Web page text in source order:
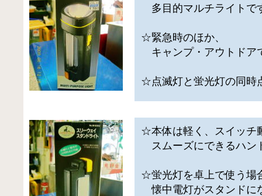
多目的マルチライトで
☆緊急時のほか、
キャンプ・アウトドア
☆点滅灯と蛍光灯の同時
☆本体は軽く、スイッチ
スムーズにできるハン
☆蛍光灯を卓上で使う場
懐中電灯がスタンドに